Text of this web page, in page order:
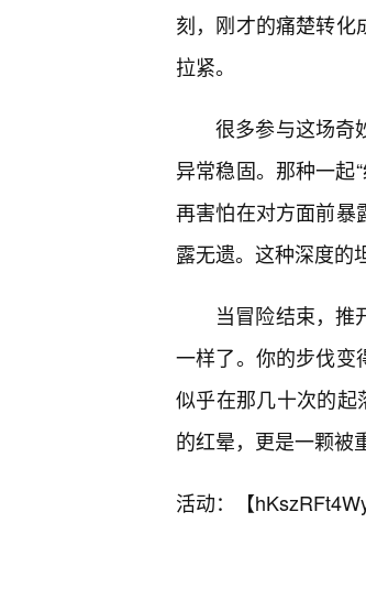
刻，刚才的痛楚转化
拉紧。
很多参与这场奇
异常稳固。那种一起
再害怕在对方面前暴
露无遗。这种深度的
当冒险结束，推
一样了。你的步伐变
似乎在那几十次的起
的红晕，更是一颗被
活动：【